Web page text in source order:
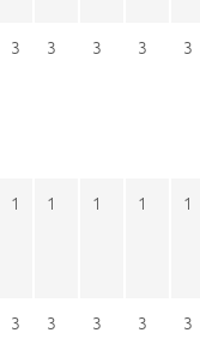
3 3 3 3 3
1 1 1 1 1
3 3 3 3 3